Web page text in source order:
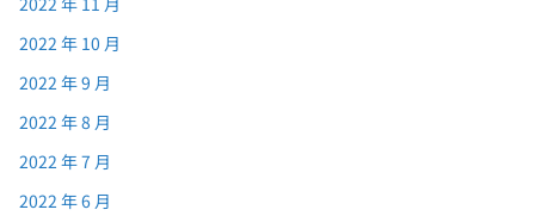
2022 年 10 月
2022 年 9 月
2022 年 8 月
2022 年 7 月
2022 年 6 月